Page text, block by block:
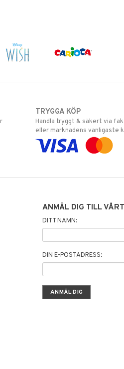
TRYGGA KÖP
Handla tryggt & säkert via
eller marknadens vanligaste
ANMÄL DIG TILL
DITT NAMN:
DIN E-POSTADRESS: